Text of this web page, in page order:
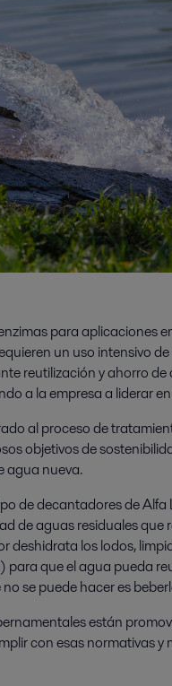
para aplicaciones
un uso intensivo
reutilización y ahorro
a la empresa a liderar
al proceso de
objetivos de
agua nueva.
de decantadores de
de aguas residuales que
deshidrata los lodos,
que el agua pueda
se puede hacer es
están
con esas normativas y